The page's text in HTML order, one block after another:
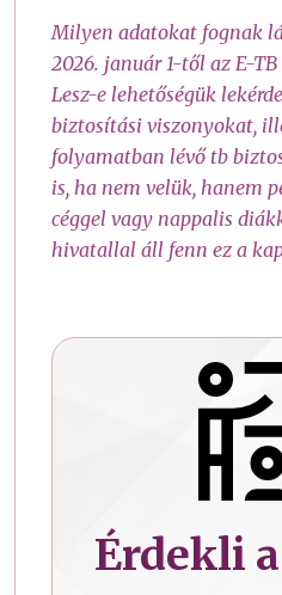
Milyen adatokat fognak
2026. január 1-től az E-
Lesz-e lehetőségük
biztosítási viszonyokat,
folyamatban lévő tb
is, ha nem velük, hanem
céggel vagy nappalis
hivatallal áll fenn ez a
Érdekli